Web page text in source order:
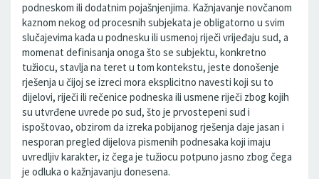
podneskom ili dodatnim pojašnjenjima. Kažnjavanje novčanom
kaznom nekog od procesnih subjekata je obligatorno u svim
slučajevima kada u podnesku ili usmenoj riječi vrijeđaju sud, a
momenat definisanja onoga što se subjektu, konkretno
tužiocu, stavlja na teret u tom kontekstu, jeste donošenje
rješenja u čijoj se izreci mora eksplicitno navesti koji su to
dijelovi, riječi ili rečenice podneska ili usmene riječi zbog kojih
su utvrđene uvrede po sud, što je prvostepeni sud i
ispoštovao, obzirom da izreka pobijanog rješenja daje jasan i
nesporan pregled dijelova pismenih podnesaka koji imaju
uvredljiv karakter, iz čega je tužiocu potpuno jasno zbog čega
je odluka o kažnjavanju donesena.